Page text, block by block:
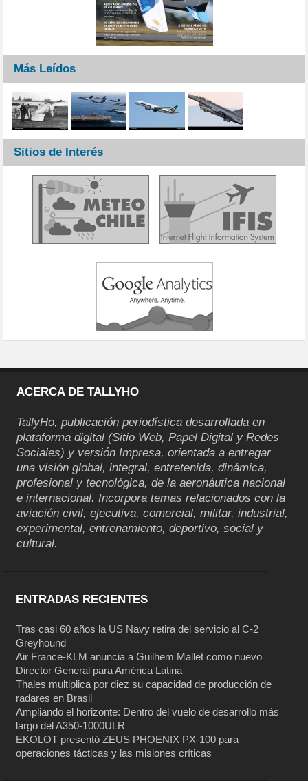
Más Leídos
Sitios de Interés
ACERCA DE TALLYHO
TallyHo, publicación periodística desarrollada en
plataforma digital (Sitio Web, Papel Digital y Redes
Sociales) y versión Impresa, orientada a entregar
una visión global, integral, entretenida, dinámica,
profesional y tecnológica, de la aeronáutica nacional
e internacional. Incorpora temas relacionados con la
aviación civil, ejecutiva, comercial, militar, industrial,
experimental, entrenamiento, deportivo, social y
cultural.
ENTRADAS RECIENTES
Tras casi 60 años la US Navy retira del servicio al C-2
Greyhound
Air France-KLM anuncia a Guilhem Mallet como nuevo
Director General para América Latina
Thales multiplica por diez su capacidad de producción de
radares en Brasil
Ampliando el horizonte: Dentro del vuelo de desarrollo más
largo del A350-1000ULR
EKOLOT presentó ZEUS PHOENIX PX-100 para
operaciones tácticas y las misiones críticas